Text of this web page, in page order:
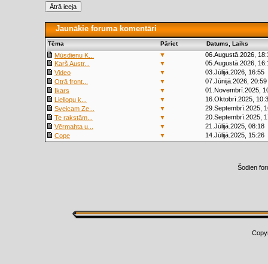
Jaunākie foruma komentāri
Tēma Pāriet Datums, Laiks
Mūsdienu K... ▼
06.Augustā.2026,
Karš Austr...
▼
05.Augustā.2026,
Video
▼
03.Jūlijā.2026, 16:55
Otrā front...
▼
07.Jūnijā.2026, 20:59
Ikars
▼
01.Novembrī.2025,
Liellopu k...
▼
16.Oktobrī.2025,
Sveicam Ze...
▼
29.Septembrī.2025,
Te rakstām...
▼
20.Septembrī.2025,
Vērmahta u...
▼
21.Jūlijā.2025, 08:18
Cope
▼ 14.Jūlijā.2025, 15:26
Šodien